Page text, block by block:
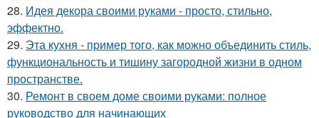
28. Идея декора своими руками - просто, стильно,
эффектно.
29. Эта кухня - пример того, как можно объединить стиль,
функциональность и тишину загородной жизни в одном
пространстве.
30. Ремонт в своем доме своими руками: полное
руководство для начинающих